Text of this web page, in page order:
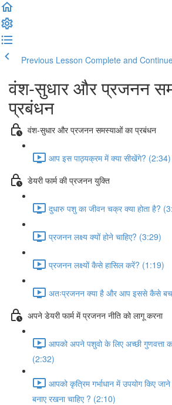
Previous Lesson Complete and
वंश-सुधार और प्रजनन
प्रबंधन
वंश-सुधार और प्रजनन समस्याओं का प्रबंधन
आप इस पाठ्यक्रम में क्या सीखेंगे? (2:34)
डेयरी फार्म की प्रजनन युक्ति
दुधारु पशु का जीवन चक्र क्या होता है?
प्रजनन लक्ष्य क्यों होने चाहिए? (3:29)
प्रजनन लक्ष्यों कैसे हासिल करें? (1:19)
अतःप्रजनन क्या है और आप इससे कैसे
अपने डेयरी फार्म में प्रजनन नीति को लागू करना
आपको अपने पशुवो के लिए अच्छी गुणवत्ता
(2:32)
आपको कृत्रिम गर्भाधान में उपयोग किए जाने
बनाए रखना चाहिए ? (2:10)